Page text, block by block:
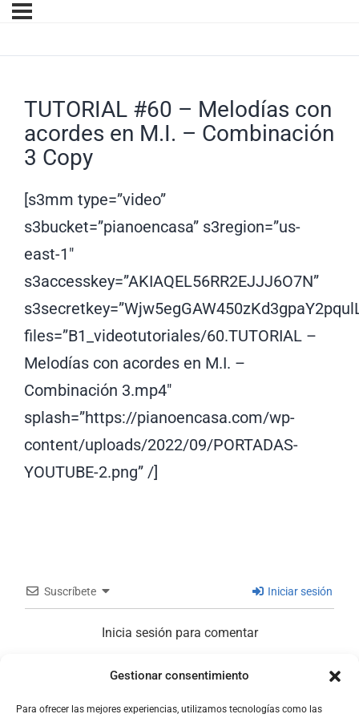
Gestionar consentimiento
Para ofrecer las mejores experiencias, utilizamos tecnologías como las
TUTORIAL #60 – Melodías con
acordes en M.I. – Combinación
3 Copy
[s3mm type=”video”
s3bucket=”pianoencasa” s3region=”us-
east-1″
s3accesskey=”AKIAQEL56RR2EJJJ6O7N”
files=”B1_videotutoriales/60.TUTORIAL –
Melodías con acordes en M.I. –
Combinación 3.mp4″
splash=”https://pianoencasa.com/wp-
content/uploads/2022/09/PORTADAS-
YOUTUBE-2.png” /]
Suscríbete Iniciar sesión
Inicia sesión para comentar
COMENTARIOS